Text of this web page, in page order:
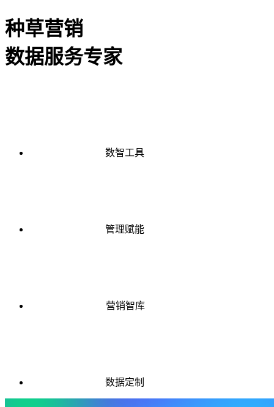
种草营销
数据服务专家
数智工具
管理赋能
营销智库
数据定制